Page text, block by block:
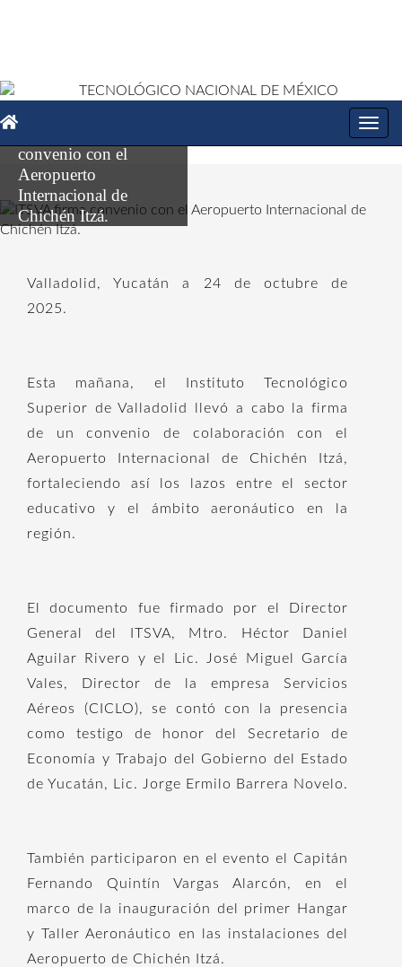
convenio con el
Aeropuerto
Internacional de
Chichén Itzá.
Valladolid, Yucatán a 24 de octubre de
2025.
Esta mañana, el Instituto Tecnológico
Superior de Valladolid llevó a cabo la firma
de un convenio de colaboración con el
Aeropuerto Internacional de Chichén Itzá,
fortaleciendo así los lazos entre el sector
educativo y el ámbito aeronáutico en la
región.
El documento fue firmado por el Director
General del ITSVA, Mtro. Héctor Daniel
Aguilar Rivero y el Lic. José Miguel García
Vales, Director de la empresa Servicios
Aéreos (CICLO), se contó con la presencia
como testigo de honor del Secretario de
Economía y Trabajo del Gobierno del Estado
de Yucatán, Lic. Jorge Ermilo Barrera Novelo.
También participaron en el evento el Capitán
Fernando Quintín Vargas Alarcón, en el
marco de la inauguración del primer Hangar
y Taller Aeronáutico en las instalaciones del
Aeropuerto de Chichén Itzá.